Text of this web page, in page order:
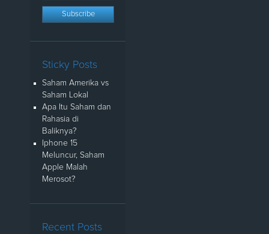
Sticky Posts
Saham Amerika vs
Saham Lokal
Apa Itu Saham dan
Rahasia di
Baliknya?
Iphone 15
Meluncur, Saham
Apple Malah
Merosot?
Recent Posts